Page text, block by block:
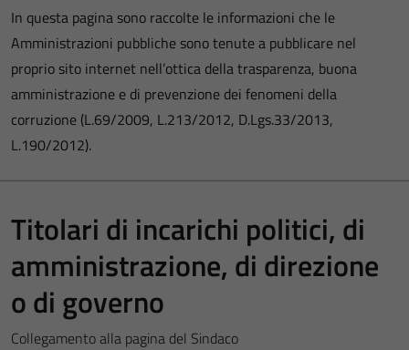
In questa pagina sono raccolte le informazioni che le
Amministrazioni pubbliche sono tenute a pubblicare nel
proprio sito internet nell’ottica della trasparenza, buona
amministrazione e di prevenzione dei fenomeni della
corruzione (L.69/2009, L.213/2012, D.Lgs.33/2013,
L.190/2012).
Titolari di incarichi politici, di
amministrazione, di direzione
o di governo
Collegamento alla pagina del Sindaco